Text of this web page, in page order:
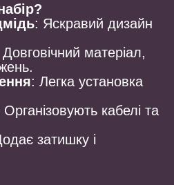
: Яскравий дизайн
матеріал,
: Легка установка
Організовують кабелі та
затишку і